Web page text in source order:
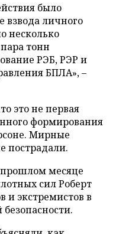
было
взвода личного
несколько
тонн
РЭБ, РЭР и
БПЛА», –
это не первая
формирования
Мирные
пострадали.
прошлом месяце
сил Роберт
и экстремистов в